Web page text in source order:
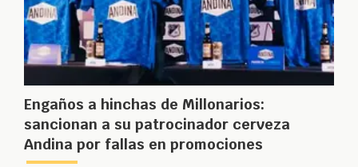
Engaños a hinchas de Millonarios:
sancionan a su patrocinador cerveza
Andina por fallas en promociones